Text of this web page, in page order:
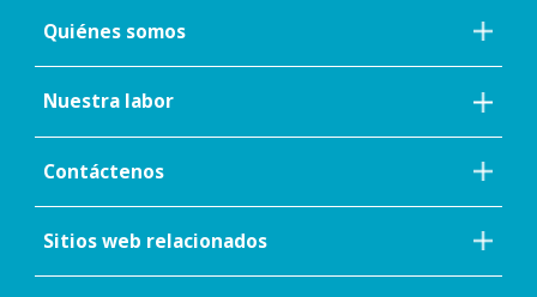
Quiénes somos
Nuestra labor
Contáctenos
Sitios web relacionados